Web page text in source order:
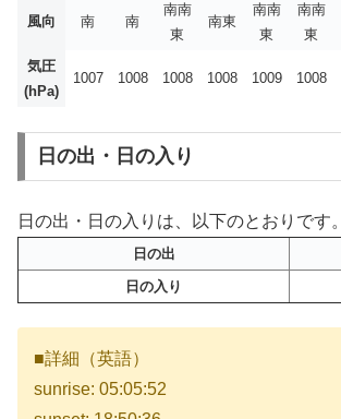
風向 南 南
南南
東
南東
南南
東
南南
東
気圧
(hPa)
1007 1008 1008 1008 1009 1008
日の出・日の入り
日の出・日の入りは、以下のとおりです。
日の出
日の入り
■詳細（英語）
sunrise: 05:05:52